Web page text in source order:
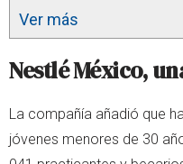
Ver más
Nestlé México,
La compañía añadió que
jóvenes menores de 30